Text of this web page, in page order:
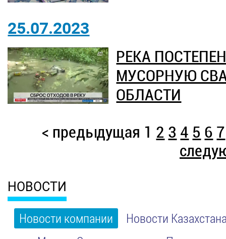
25.07.2023
РЕКА
МУСОРНУЮ
ОБЛАСТИ
< предыдущая 1 2 3 4 5 6 7
НОВОСТИ
Новости компании
Новости